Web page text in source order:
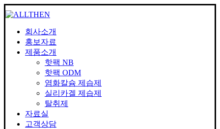
회사소개
홍보자료
제품소개
핫팩 NB
핫팩 ODM
염화칼슘 제습제
실리카겔 제습제
탈취제
자료실
고객상담